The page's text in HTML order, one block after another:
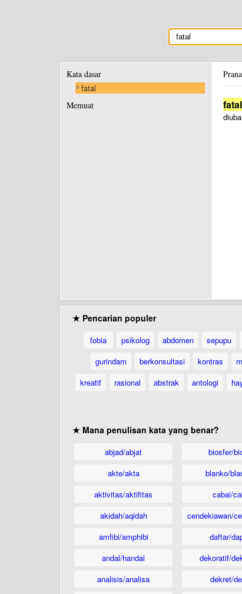
Kata dasar
fatal
Memuat
fatal
★ Pencarian populer
fobia psikolog abdomen sepupu
gurindam
berkonsultasi kontras
kreatif
rasional abstrak antologi
★ Mana penulisan kata yang benar?
abjad/abjat
akte/akta
aktivitas/aktifitas
akidah/aqidah
amfibi/amphibi
andal/handal
analisis/analisa
biosfer/
blanko/
cabai/
cendekiawan/
daftar/
dekoratif/
dekret/